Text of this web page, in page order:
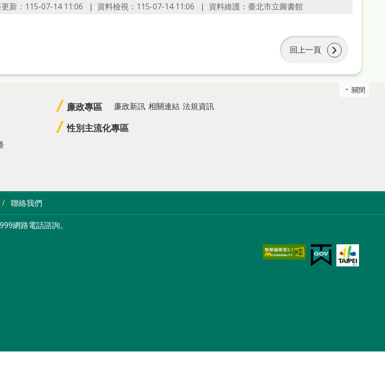
新：115-07-14 11:06 資料檢視：115-07-14 11:06 資料維護：臺北市立圖書館
回上一頁
關閉
廉政專區 廉政新訊 相關連結 法規資訊
性別主流化專區
聯絡我們
網路電話諮詢。